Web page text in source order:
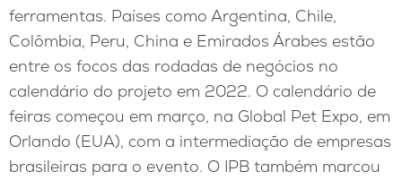
ferramentas. Países como Argentina, Chile,
Colômbia, Peru, China e Emirados Árabes estão
entre os focos das rodadas de negócios no
calendário do projeto em 2022. O calendário de
feiras começou em março, na Global Pet Expo, em
Orlando (EUA), com a intermediação de empresas
brasileiras para o evento. O IPB também marcou